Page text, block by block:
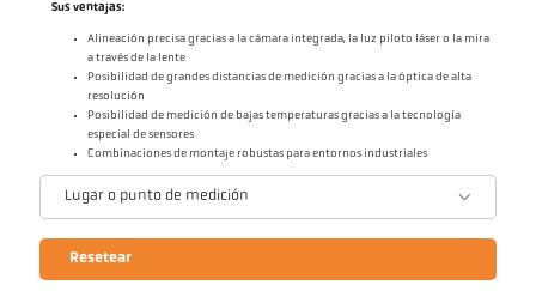
Sus ventajas:
Alineación precisa gracias a la cámara integrada, la luz piloto láser o la mira
a través de la lente
Posibilidad de grandes distancias de medición gracias a la óptica de alta
resolución
Posibilidad de medición de bajas temperaturas gracias a la tecnología
especial de sensores
Combinaciones de montaje robustas para entornos industriales
Lugar o punto de medición
Resetear